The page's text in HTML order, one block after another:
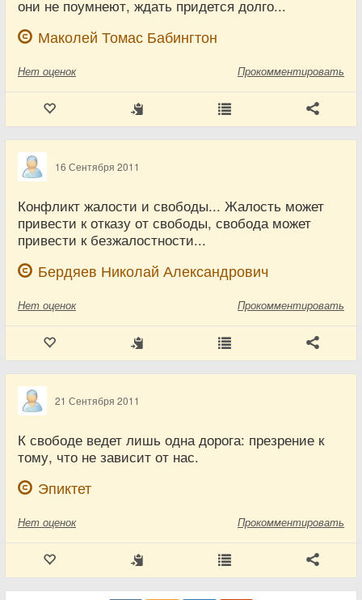
они не поумнеют, ждать придется долго...
Маколей Томас Бабингтон
Нет оценок Прокомментировать
16 Сентября 2011
Конфликт жалости и свободы... Жалость может
привести к отказу от свободы, свобода может
привести к безжалостности...
Бердяев Николай Александрович
Нет оценок Прокомментировать
21 Сентября 2011
К свободе ведет лишь одна дорога: презрение к
тому, что не зависит от нас.
Эпиктет
Нет оценок Прокомментировать